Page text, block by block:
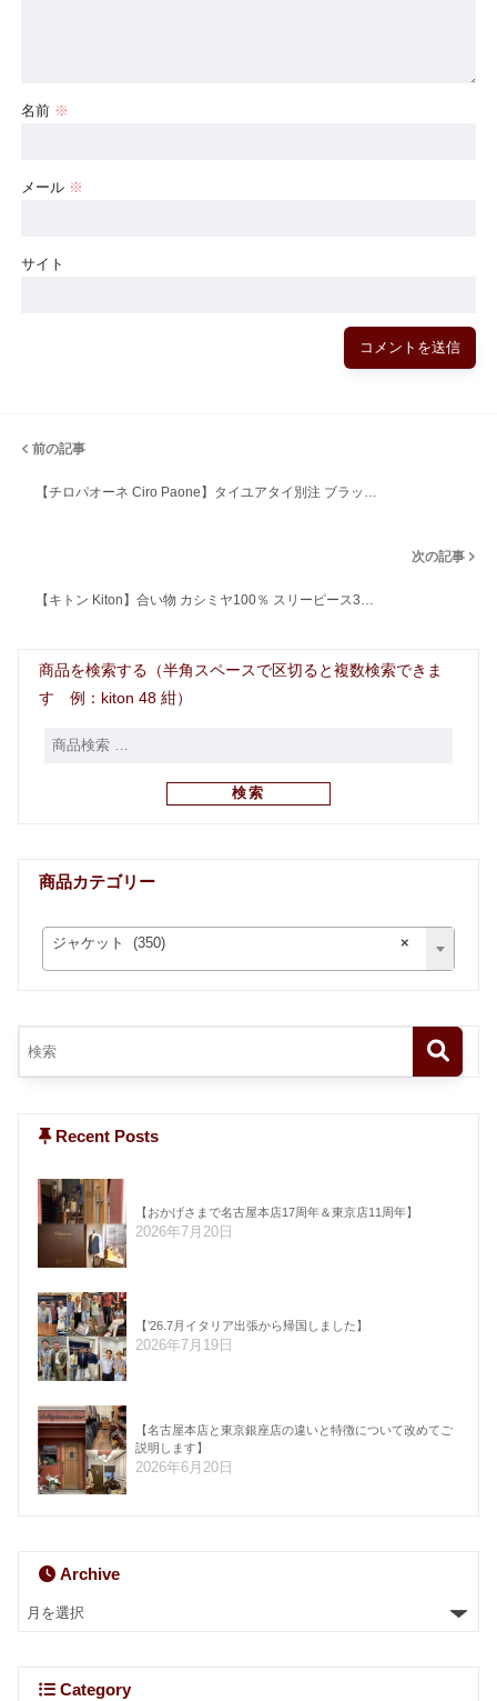
名前 ※
メール ※
サイト
前の記事
【チロパオーネ Ciro Paone】タイユアタイ別注 ブラッ…
次の記事
【キトン Kiton】合い物 カシミヤ100％ スリーピース3…
商品を検索する（半角スペースで区切ると複数検索できま
す 例：kiton 48 紺）
検索
商品カテゴリー
×
ジャケット (350)
Recent Posts
【おかげさまで名古屋本店17周年＆東京店11周年】
2026年7月20日
【’26.7月イタリア出張から帰国しました】
2026年7月19日
【名古屋本店と東京銀座店の違いと特徴について改めてご
説明します】
2026年6月20日
Archive
Category